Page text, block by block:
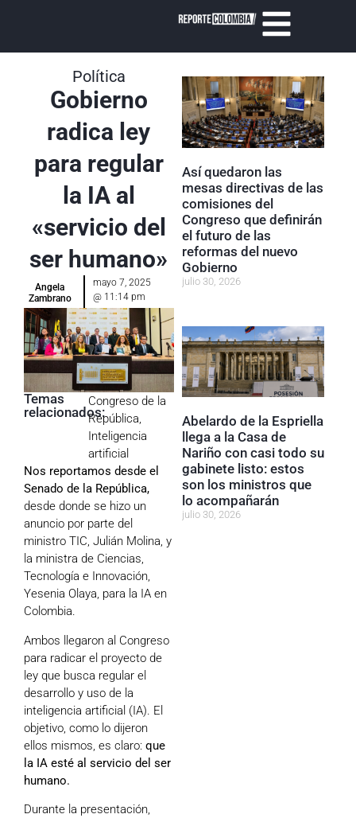
Política
Gobierno
radica ley
para regular
la IA al
«servicio del
ser humano»
Angela
Zambrano
mayo 7, 2025
@ 11:14 pm
Temas
relacionados:
Congreso de la
República,
Inteligencia
artificial
Nos reportamos desde el
Senado de la República,
desde donde se hizo un
anuncio por parte del
ministro TIC, Julián Molina, y
la ministra de Ciencias,
Tecnología e Innovación,
Yesenia Olaya, para la IA en
Colombia.
Ambos llegaron al Congreso
para radicar el proyecto de
ley que busca regular el
desarrollo y uso de la
inteligencia artificial (IA). El
objetivo, como lo dijeron
ellos mismos, es claro: que
la IA esté al servicio del ser
humano.
Durante la presentación,
Así quedaron las
mesas directivas de las
comisiones del
Congreso que definirán
el futuro de las
reformas del nuevo
Gobierno
julio 30, 2026
Abelardo de la Espriella
llega a la Casa de
Nariño con casi todo su
gabinete listo: estos
son los ministros que
lo acompañarán
julio 30, 2026